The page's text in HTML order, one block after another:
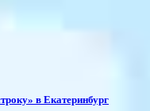
в Екатеринбург